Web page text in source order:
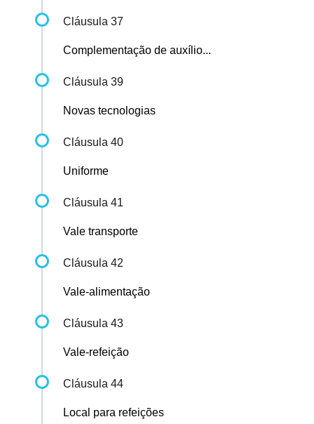
Cláusula 37
Complementação de auxílio...
Cláusula 39
Novas tecnologias
Cláusula 40
Uniforme
Cláusula 41
Vale transporte
Cláusula 42
Vale-alimentação
Cláusula 43
Vale-refeição
Cláusula 44
Local para refeições